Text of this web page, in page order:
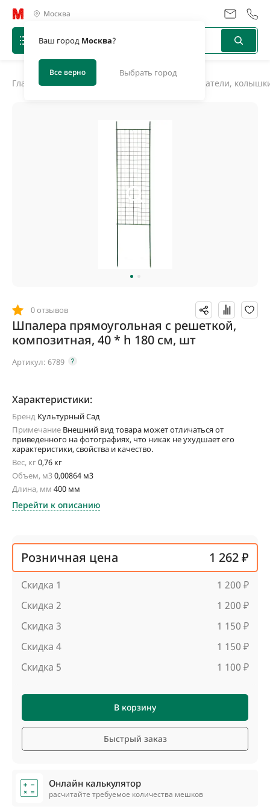
Москва
Ваш город Москва?
Все верно Выбрать город
Главная Инструментарий Кустодержатели,
0 отзывов
Шпалера прямоугольная с решеткой,
композитная, 40 * h 180 см, шт
Артикул: 6789
Характеристики:
Бренд Культурный Сад
Примечание Внешний вид товара может отличаться от
приведенного на фотографиях, что никак не ухудшает его
характеристики, свойства и качество.
Вес, кг0,76 кг
Объем, м30,00864 м3
Длина, мм 400 мм
Перейти к описанию
Розничная цена 1 262 ₽
Скидка 1
1 200 ₽
Скидка 2
1 200 ₽
Скидка 3
1 150 ₽
Скидка 4
1 150 ₽
Скидка 5
1 100 ₽
В корзину
Быстрый заказ
Онлайн калькулятор
расчитайте требуемое количества мешков